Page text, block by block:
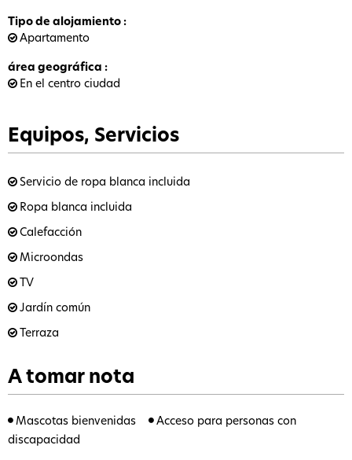
Tipo de alojamiento :
Apartamento
área geográfica :
En el centro ciudad
Equipos, Servicios
Servicio de ropa blanca incluida
Ropa blanca incluida
Calefacción
Microondas
TV
Jardín común
Terraza
A tomar nota
Mascotas bienvenidas
Acceso para personas con
discapacidad